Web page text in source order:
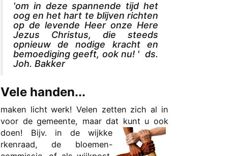
'om in deze spannende tijd het
oog en het hart te blijven richten
op de levende Heer onze Here
Jezus Christus, die steeds
opnieuw de nodige kracht en
bemoediging geeft, ook nu! ' ds.
Joh. Bakker
Vele handen...
maken licht werk! Velen zetten zich al in
voor de gemeente, maar dat kunt u ook
doen! Bijv. in de wijkke
rkenraad, de bloemen-